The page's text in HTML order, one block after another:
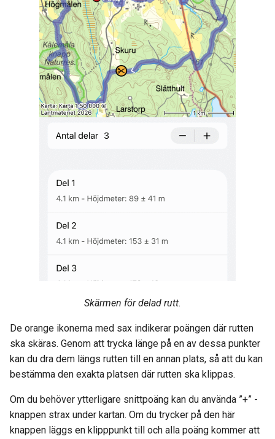
Skärmen för delad rutt.
De orange ikonerna med sax indikerar poängen där rutten
ska skäras. Genom att trycka länge på en av dessa punkter
kan du dra dem längs rutten till en annan plats, så att du kan
bestämma den exakta platsen där rutten ska klippas.
Om du behöver ytterligare snittpoäng kan du använda ”+” -
knappen strax under kartan. Om du trycker på den här
knappen läggs en klipppunkt till och alla poäng kommer att